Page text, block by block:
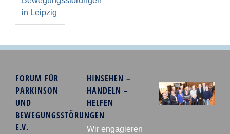
in Leipzig
FORUM FÜR
PARKINSON
UND
BEWEGUNGSSTÖRUNGEN
E.V.
HINSEHEN –
HANDELN –
HELFEN
Wir engagieren